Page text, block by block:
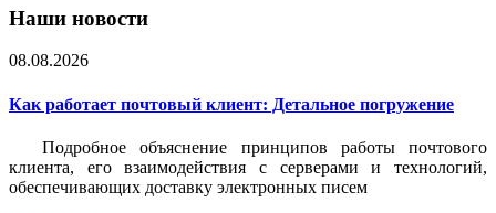
Наши новости
08.08.2026
Как работает почтовый клиент: Детальное погружение
Подробное объяснение принципов работы почтового
клиента, его взаимодействия с серверами и технологий,
обеспечивающих доставку электронных писем